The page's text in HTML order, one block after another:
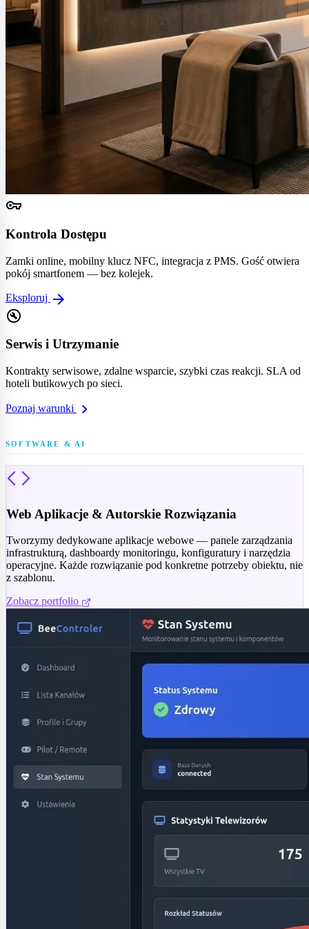
vpn_key
Kontrola Dostępu
Zamki online, mobilny klucz NFC, integracja z PMS. Gość otwiera
pokój smartfonem — bez kolejek.
Eksploruj arrow_forward
build_circle
Serwis i Utrzymanie
Kontrakty serwisowe, zdalne wsparcie, szybki czas reakcji. SLA od
hoteli butikowych po sieci.
Poznaj warunki chevron_right
Web Aplikacje & Autorskie Rozwiązania
Tworzymy dedykowane aplikacje webowe — panele zarządzania
infrastrukturą, dashboardy monitoringu, konfiguratury i narzędzia
operacyjne. Każde rozwiązanie pod konkretne potrzeby obiektu, nie
z szablonu.
Zobacz portfolio